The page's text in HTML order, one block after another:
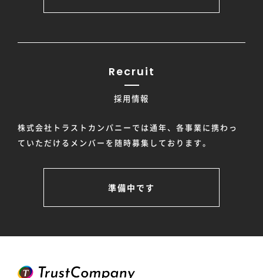
Recruit
採用情報
株式会社トラストカンパニーでは通年、各事業に携わっ
ていただけるメンバーを随時募集しております。
準備中です